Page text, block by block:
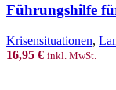
Führungshilfe
Krisensituationen,
16,95 € inkl. MwSt.